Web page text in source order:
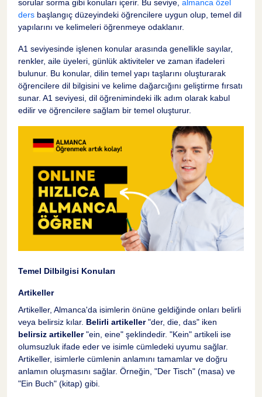
sorular sorma gibi konuları içerir. Bu seviye, almanca özel
ders başlangıç düzeyindeki öğrencilere uygun olup, temel dil
yapılarını ve kelimeleri öğrenmeye odaklanır.
A1 seviyesinde işlenen konular arasında genellikle sayılar,
renkler, aile üyeleri, günlük aktiviteler ve zaman ifadeleri
bulunur. Bu konular, dilin temel yapı taşlarını oluşturarak
öğrencilere dil bilgisini ve kelime dağarcığını geliştirme fırsatı
sunar. A1 seviyesi, dil öğrenimindeki ilk adım olarak kabul
edilir ve öğrencilere sağlam bir temel oluşturur.
Temel Dilbilgisi Konuları
Artikeller
Artikeller, Almanca'da isimlerin önüne geldiğinde onları belirli
veya belirsiz kılar. Belirli artikeller"der, die, das" iken
belirsiz artikeller"ein, eine" şeklindedir. "Kein" artikeli ise
olumsuzluk ifade eder ve isimle cümledeki uyumu sağlar.
Artikeller, isimlerle cümlenin anlamını tamamlar ve doğru
anlamın oluşmasını sağlar. Örneğin, "Der Tisch" (masa) ve
"Ein Buch" (kitap) gibi.